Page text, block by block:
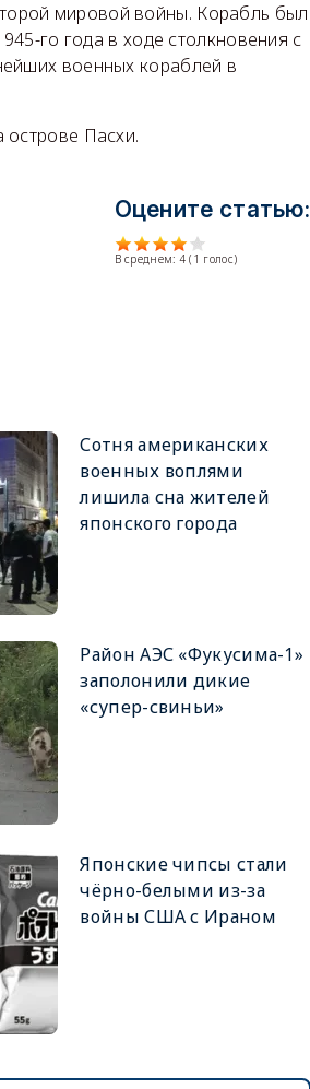
мировой войны. Корабль был
го года в ходе столкновения с
военных кораблей в
острове Пасхи.
Оцените статью:
В среднем: 4 ( 1 голос)
Сотня американских
военных воплями
лишила сна жителей
японского города
Район АЭС «Фукусима-1»
заполонили дикие
«супер-свиньи»
Японские чипсы стали
чёрно-белыми из-за
войны США с Ираном